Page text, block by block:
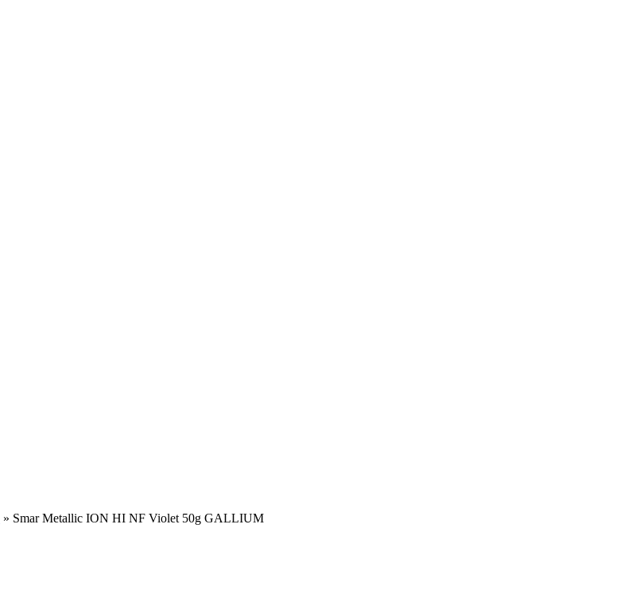
» Smar Metallic ION HI NF Violet 50g GALLIUM